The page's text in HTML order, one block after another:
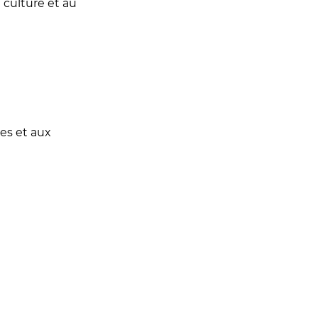
culture et au
et aux